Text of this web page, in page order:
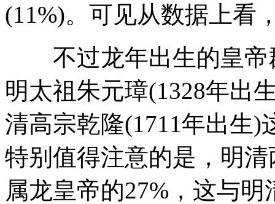
(11%)。可见从数据上看
不过龙年出生的皇帝
明太祖朱元璋(1328年出
清高宗乾隆(1711年出生)
特别值得注意的是，明
属龙皇帝的27%，这与